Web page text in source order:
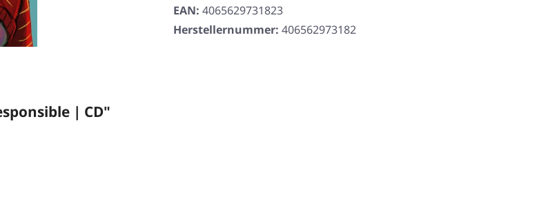
EAN: 4065629731823
Herstellernummer: 406562973182
| CD"